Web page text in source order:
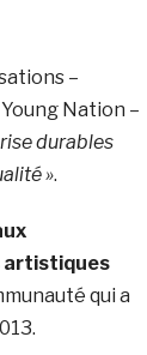
–
Nation –
durables
».
artistiques
qui a